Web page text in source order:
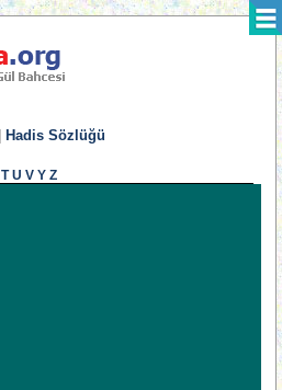
Hadis Sözlüğü
T U V Y Z